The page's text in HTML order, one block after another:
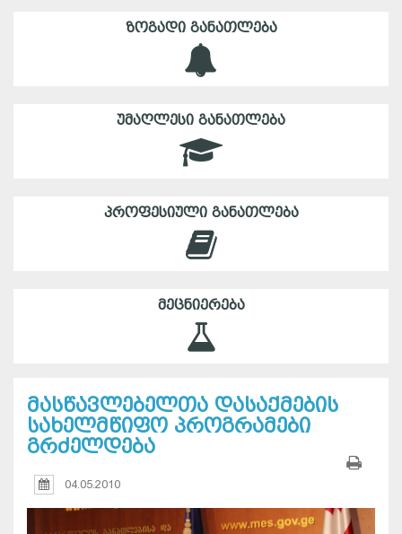
ᲖᲝᲒᲐᲓᲘ ᲒᲐᲜᲐᲗᲚᲔᲑᲐ
ᲣᲛᲐᲦᲚᲔᲡᲘ ᲒᲐᲜᲐᲗᲚᲔᲑᲐ
ᲞᲠᲝᲤᲔᲡᲘᲣᲚᲘ ᲒᲐᲜᲐᲗᲚᲔᲑᲐ
ᲛᲔᲪᲜᲘᲔᲠᲔᲑᲐ
მასწავლებელთა დასაქმების
სახელმწიფო პროგრამები
გრძელდება
04.05.2010